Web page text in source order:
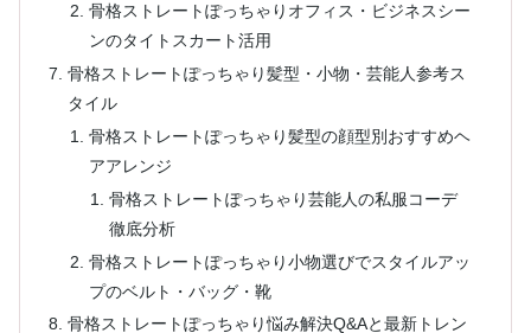
骨格ストレートぽっちゃりオフィス・ビジネスシー
ンのタイトスカート活用
骨格ストレートぽっちゃり髪型・小物・芸能人参考ス
タイル
骨格ストレートぽっちゃり髪型の顔型別おすすめヘ
アアレンジ
骨格ストレートぽっちゃり芸能人の私服コーデ
徹底分析
骨格ストレートぽっちゃり小物選びでスタイルアッ
プのベルト・バッグ・靴
骨格ストレートぽっちゃり悩み解決Q&Aと最新トレン